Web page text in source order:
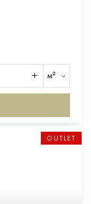
м²
OUTLET